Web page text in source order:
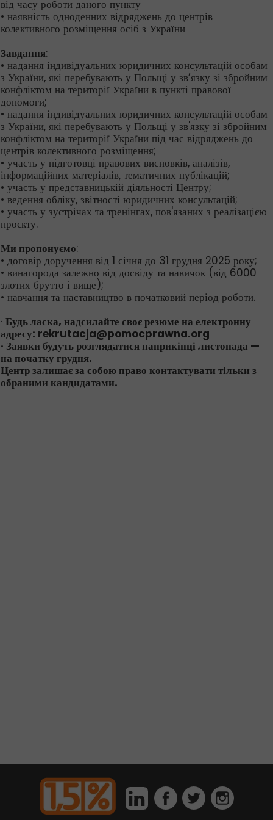
від часу роботи даного пункту
• наявність одноденних відряджень до центрів
колективного розміщення осіб з України
Завдання:
• надання індивідуальних юридичних консультацій особам
з України, які перебувають у Польщі у зв’язку зі збройним
конфліктом на території України в пункті правової
допомоги;
• надання індивідуальних юридичних консультацій особам
з України, які перебувають у Польщі у зв'язку зі збройним
конфліктом на території України під час відряджень до
центрів колективного розміщення;
• участь у підготовці правових висновків, аналізів,
інформаційних матеріалів, тематичних публікацій;
• участь у представницькій діяльності Центру;
• ведення обліку, звітності юридичних консультацій;
• участь у зустрічах та тренінгах, пов'язаних з реалізацією
проєкту.
Ми пропонуємо:
• договір доручення від 1 січня до 31 грудня 2025 року;
• винагорода залежно від досвіду та навичок (від 6000
злотих брутто і вище);
• навчання та наставництво в початковий період роботи.
· Будь ласка, надсилайте своє резюме на електронну
адресу: rekrutacja@pomocprawna.org
· Заявки будуть розглядатися наприкінці листопада —
на початку грудня.
Центр залишає за собою право контактувати тільки з
обраними кандидатами.